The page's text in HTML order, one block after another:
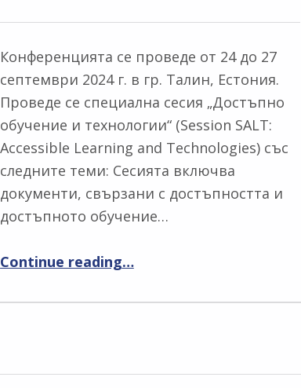
Конференцията се проведе от 24 до 27
септември 2024 г. в гр. Талин, Естония.
Проведе се специална сесия „Достъпно
обучение и технологии“ (Session SALT:
Accessible Learning and Technologies) със
следните теми: Сесията включва
документи, свързани с достъпността и
достъпното обучение…
Continue reading“Сесия за достъпно обучение и технологии на международна конференция ICL2024”
…